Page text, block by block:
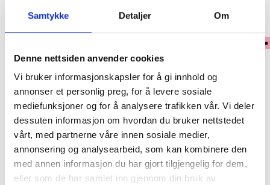
Samtykke Detaljer Om
Denne nettsiden anvender cookies
Vi bruker informasjonskapsler for å gi innhold og
annonser et personlig preg, for å levere sosiale
mediefunksjoner og for å analysere trafikken vår. Vi deler
dessuten informasjon om hvordan du bruker nettstedet
vårt, med partnerne våre innen sosiale medier,
annonsering og analysearbeid, som kan kombinere den
med annen informasjon du har gjort tilgjengelig for dem,
eller som de har samlet inn gjennom din bruk av
✓ Rask levering med Post Nord
PRODUKTINFORMASJON
Oppdag den perfekte kombinasjonen av stil, kvalitet og funksjon med
denne elegante håndvesken i skinn fra The Monte. Vesken er laget i
vegetabilsk garvet bøffelkalfskinn som eldes vakkert og utvikler en unik
patina over tid.
Med to solide håndtak og en avtagbar, justerbar skulderrem kan du bære
vesken både i hånden og over skulderen. Størrelsen er gjennomtenkt og